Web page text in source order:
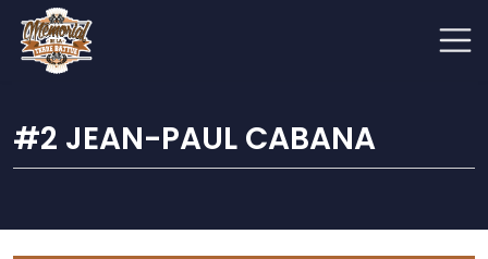
#2 JEAN-PAUL CABANA